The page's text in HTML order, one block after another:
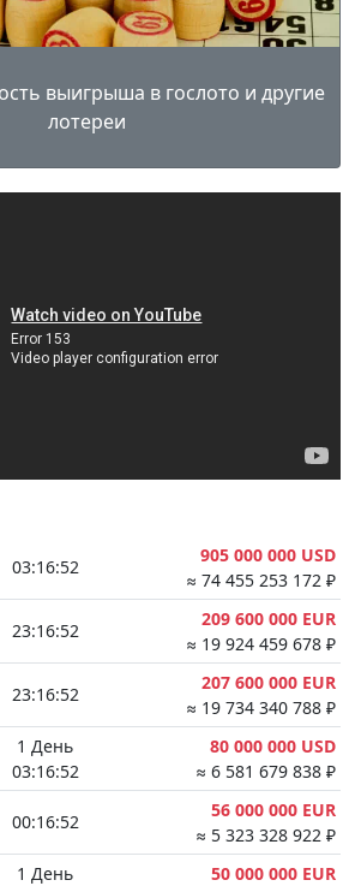
выигрыша в гослото и другие
лотереи
03:16:51
905 000 000 USD
≈ 74 455 253 172 ₽
23:16:51
209 600 000 EUR
≈ 19 924 459 678 ₽
23:16:51
207 600 000 EUR
≈ 19 734 340 788 ₽
1 День
03:16:51
80 000 000 USD
≈ 6 581 679 838 ₽
00:16:51
56 000 000 EUR
≈ 5 323 328 922 ₽
1 День
50 000 000 EUR